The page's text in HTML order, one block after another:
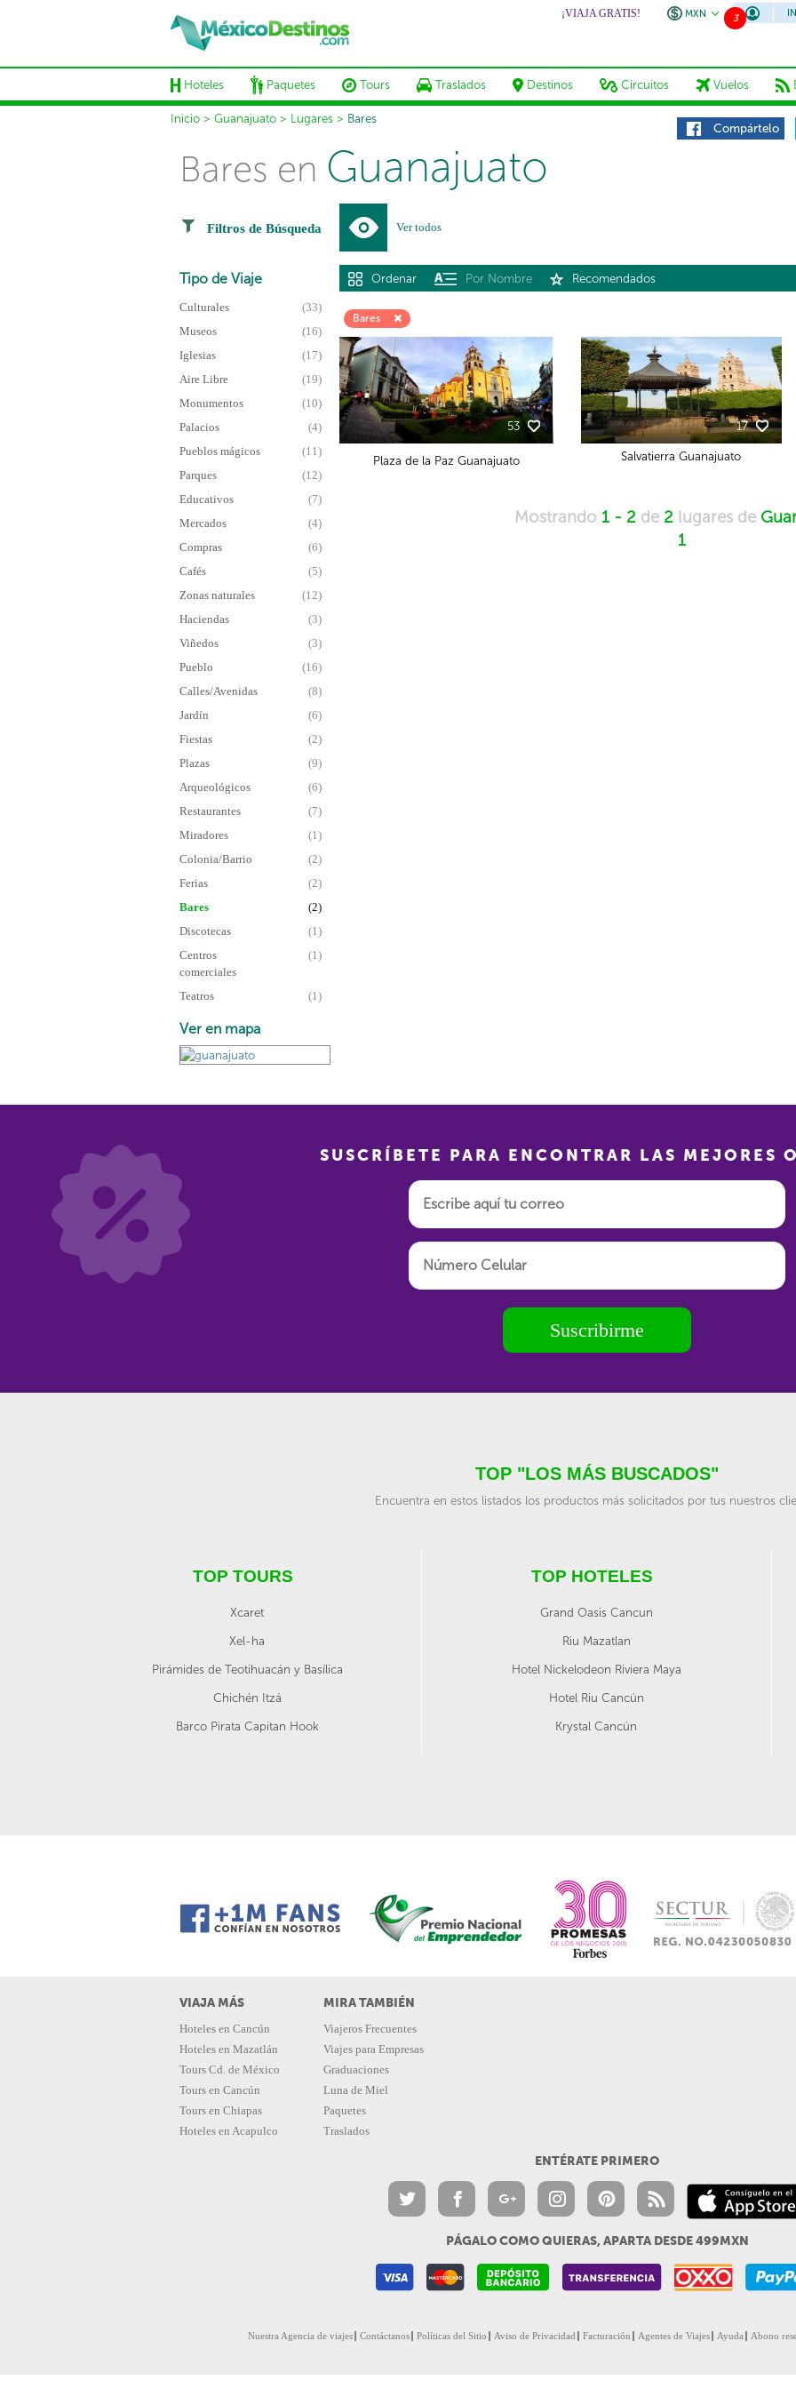
¡VIAJA GRATIS! MXN 3
Hoteles Paquetes Tours Traslados Destinos Circuitos Vuelos
Inicio > Guanajuato > Lugares > Bares
Compártelo
Bares en Guanajuato
Ver todos
Filtros de Búsqueda
Tipo de Viaje
Culturales
(33)
Museos
(16)
Iglesias
(17)
Aire Libre
(19)
Monumentos
(10)
Palacios
(4)
Pueblos mágicos
(11)
Parques
(12)
Educativos
(7)
Mercados
(4)
Compras
(6)
Cafés
(5)
Zonas naturales
(12)
Haciendas
(3)
Viñedos
(3)
Pueblo
(16)
Calles/Avenidas
(8)
Jardín
(6)
Fiestas
(2)
Plazas
(9)
Arqueológicos
(6)
Restaurantes
(7)
Miradores
(1)
Colonia/Barrio
(2)
Ferias
(2)
Bares
(2)
Discotecas
(1)
Centros
comerciales
(1)
Teatros (1)
Ver en mapa
Ordenar Por Nombre Recomendados
Bares
53
Plaza de la Paz Guanajuato
17
Salvatierra Guanajuato
Mostrando 1 - 2 de 2 lugares de
1
SUSCRÍBETE PARA ENCONTRAR LAS MEJORES
Suscribirme
TOP "LOS MÁS BUSCADOS"
Encuentra en estos listados los productos más solicitados por tus nuestros
TOP TOURS
Xcaret
Xel-ha
Pirámides de Teotihuacán y Basílica
Chichén Itzá
Barco Pirata Capitan Hook
TOP HOTELES
Grand Oasis Cancun
Riu Mazatlan
Hotel Nickelodeon Riviera Maya
Hotel Riu Cancún
Krystal Cancún
VIAJA MÁS
Hoteles en Cancún
Hoteles en Mazatlán
Tours Cd. de México
Tours en Cancún
Tours en Chiapas
Hoteles en Acapulco
MIRA TAMBIÉN
Viajeros Frecuentes
Viajes para Empresas
Graduaciones
Luna de Miel
Paquetes
Traslados
ENTÉRATE PRIMERO
PÁGALO COMO QUIERAS, APARTA DESDE 499MXN
Nuestra Agencia de viajes Contáctanos Políticas del Sitio Aviso de Privacidad Facturación Agentes de Viajes Ayuda Abono